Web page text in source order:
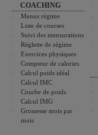
COACHING
Menus régime
Liste de courses
Suivi des mensurations
Réglette de régime
Exercices physiques
Compteur de calories
Calcul poids idéal
Calcul IMC
Courbe de poids
Calcul IMG
Grossesse mois par
mois